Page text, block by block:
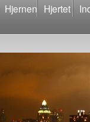
Hjernen Hjertet